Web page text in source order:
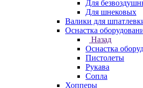
Для
Для шнековых
Валики для
Оснастка
Назад
Оснастка
Пистолеты
Рукава
Сопла
Хопперы